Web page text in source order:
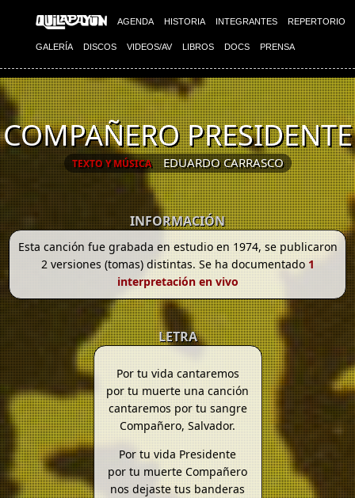
AGENDA HISTORIA INTEGRANTES REPERTORIO
GALERÍA DISCOS VIDEOS/AV LIBROS DOCS PRENSA
COMPAÑERO PRESIDENTE
TEXTO Y MÚSICA EDUARDO CARRASCO
INFORMACIÓN
Esta canción fue grabada en estudio en 1974, se publicaron
2 versiones (tomas) distintas. Se ha documentado1
interpretación en vivo
LETRA
Por tu vida cantaremos
por tu muerte una canción
cantaremos por tu sangre
Compañero, Salvador.
Por tu vida Presidente
por tu muerte Compañero
nos dejaste tus banderas